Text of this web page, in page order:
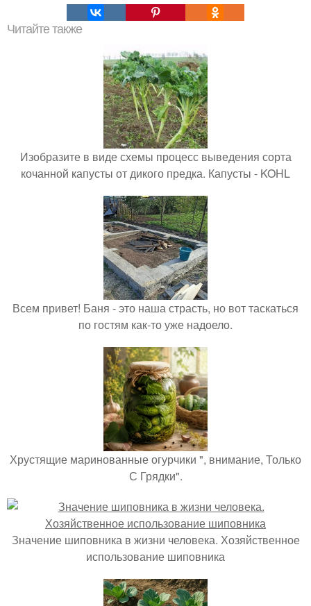
Читайте также
Изобразите в виде схемы процесс выведения сорта
кочанной капусты от дикого предка. Капусты - KOHL
Всем привет! Баня - это наша страсть, но вот таскаться
по гостям как-то уже надоело.
Хрустящие маринованные огурчики ", внимание, Только
С Грядки".
Значение шиповника в жизни человека. Хозяйственное
использование шиповника